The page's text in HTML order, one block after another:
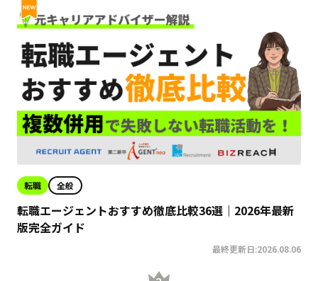
転職 全般
転職エージェントおすすめ徹底比較36選｜2026年最新
版完全ガイド
最終更新日:2026.08.06